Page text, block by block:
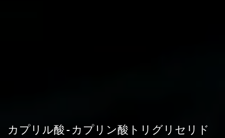
カプリル酸-カプリン酸トリグリセリド